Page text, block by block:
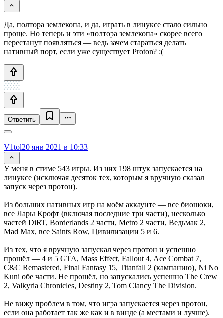
Да, полтора землекопа, и да, играть в линуксе стало сильно
проще. Но теперь и эти «полтора землекопа» скорее всего
перестанут появляться — ведь зачем стараться делать
нативный порт, если уже существует Proton? :(
Ответить
V1tol20 янв 2021 в 10:33
У меня в стиме 543 игры. Из них 198 штук запускается на
линуксе (исключая десяток тех, которым я вручную сказал
запуск через протон).
Из больших нативных игр на моём аккаунте — все биошоки,
все Лары Крофт (включая последние три части), несколько
частей DiRT, Borderlands 2 части, Metro 2 части, Ведьмак 2,
Mad Max, все Saints Row, Цивилизации 5 и 6.
Из тех, что я вручную запускал через протон и успешно
прошёл — 4 и 5 GTA, Mass Effect, Fallout 4, Ace Combat 7,
C&C Remastered, Final Fantasy 15, Titanfall 2 (кампанию), Ni No
Kuni обе части. Не прошёл, но запускались успешно The Crew
2, Valkyria Chronicles, Destiny 2, Tom Clancy The Division.
Не вижу проблем в том, что игра запускается через протон,
если она работает так же как и в винде (а местами и лучше).